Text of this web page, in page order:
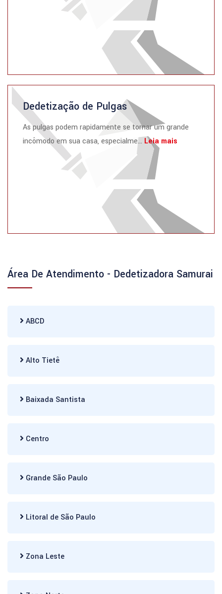
Dedetização de Pulgas
As pulgas podem rapidamente se tornar um grande
incômodo em sua casa, especialme... Leia mais
Área De Atendimento - Dedetizadora Samurai
ABCD
Alto Tietê
Baixada Santista
Centro
Grande São Paulo
Litoral de São Paulo
Zona Leste